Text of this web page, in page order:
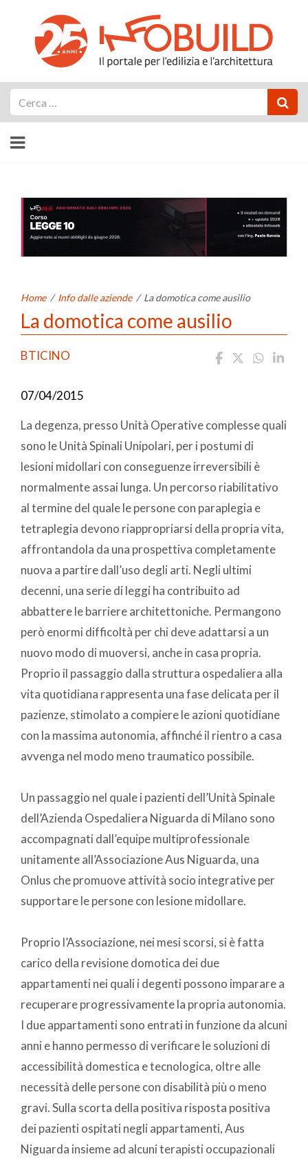
Home / Info dalle aziende / La domotica come ausilio
La domotica come ausilio
BTICINO
07/04/2015
La degenza, presso Unità Operative complesse quali
sono le Unità Spinali Unipolari, per i postumi di
lesioni midollari con conseguenze irreversibili è
normalmente assai lunga. Un percorso riabilitativo
al termine del quale le persone con paraplegia e
tetraplegia devono riappropriarsi della propria vita,
affrontandola da una prospettiva completamente
nuova a partire dall’uso degli arti. Negli ultimi
decenni, una serie di leggi ha contribuito ad
abbattere le barriere architettoniche. Permangono
però enormi difficoltà per chi deve adattarsi a un
nuovo modo di muoversi, anche in casa propria.
Proprio il passaggio dalla struttura ospedaliera alla
vita quotidiana rappresenta una fase delicata per il
pazienze, stimolato a compiere le azioni quotidiane
con la massima autonomia, affinché il rientro a casa
avvenga nel modo meno traumatico possibile.
Un passaggio nel quale i pazienti dell’Unità Spinale
dell’Azienda Ospedaliera Niguarda di Milano sono
accompagnati dall’equipe multiprofessionale
unitamente all’Associazione Aus Niguarda, una
Onlus che promuove attività socio integrative per
supportare le persone con lesione midollare.
Proprio l’Associazione, nei mesi scorsi, si è fatta
carico della revisione domotica dei due
appartamenti nei quali i degenti possono imparare a
recuperare progressivamente la propria autonomia.
I due appartamenti sono entrati in funzione da alcuni
anni e hanno permesso di verificare le soluzioni di
accessibilità domestica e tecnologica, oltre alle
necessità delle persone con disabilità più o meno
gravi. Sulla scorta della positiva risposta positiva
dei pazienti ospitati negli appartamenti, Aus
Niguarda insieme ad alcuni terapisti occupazionali